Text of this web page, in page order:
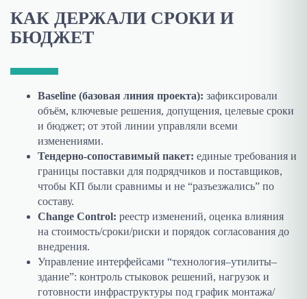
КАК ДЕРЖАЛИ СРОКИ И
БЮДЖЕТ
Baseline (базовая линия проекта): зафиксировали
объём, ключевые решения, допущения, целевые сроки
и бюджет; от этой линии управляли всеми
изменениями.
Тендерно-сопоставимый пакет: единые требования и
границы поставки для подрядчиков и поставщиков,
чтобы КП были сравнимы и не “разъезжались” по
составу.
Change Control: реестр изменений, оценка влияния
на стоимость/сроки/риски и порядок согласования до
внедрения.
Управление интерфейсами “технология–утилиты–
здание”: контроль стыковок решений, нагрузок и
готовности инфраструктуры под график монтажа/